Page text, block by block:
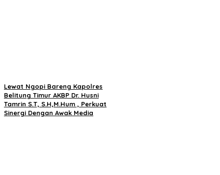
Lewat Ngopi Bareng Kapolres
Belitung Timur AKBP Dr. Husni
Tamrin S.T, S.H,M.Hum , Perkuat
Sinergi Dengan Awak Media